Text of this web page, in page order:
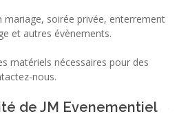
mariage, soirée privée, enterrement
et autres évènements.
matériels nécessaires pour des
nous.
de JM Evenementiel